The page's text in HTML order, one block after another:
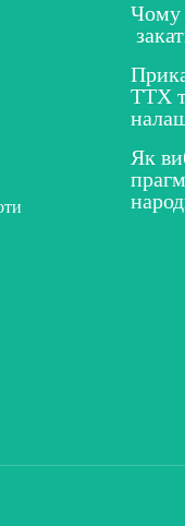
Чому
ТТХ
Як